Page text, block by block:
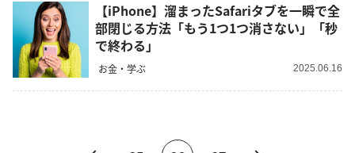
【iPhone】溜まったSafariタブを一瞬で全
部閉じる方法「もう1つ1つ消さない」「秒
で終わる」
お金・学ぶ 2025.06.16